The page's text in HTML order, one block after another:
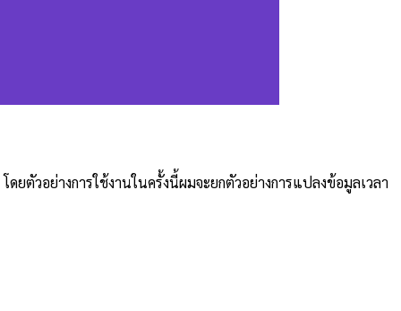
ยตัวอย่างการใช้งานในครั้งนี้ผมจะยกตัวอย่างการแปลงข้อมูลเวลา